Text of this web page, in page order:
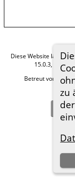
zu
Diese Website läuft mit
15.0.3,
Betreut von
Zur